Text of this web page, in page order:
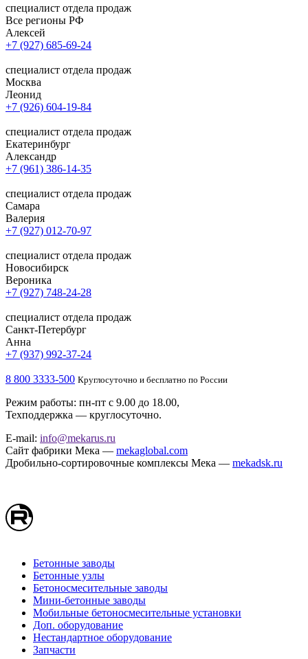
специалист отдела продаж
Все регионы РФ
Алексей
+7 (927) 685-69-24
специалист отдела продаж
Москва
Леонид
+7 (926) 604-19-84
специалист отдела продаж
Екатеринбург
Александр
+7 (961) 386-14-35
специалист отдела продаж
Самара
Валерия
+7 (927) 012-70-97
специалист отдела продаж
Новосибирск
Вероника
+7 (927) 748-24-28
специалист отдела продаж
Санкт-Петербург
Анна
+7 (937) 992-37-24
8 800 3333-500 Круглосуточно и бесплатно по России
Режим работы: пн-пт с 9.00 до 18.00,
Техподдержка — круглосуточно.
E-mail: info@mekarus.ru
Сайт фабрики Мека — mekaglobal.com
Дробильно-сортировочные комплексы Мека — mekadsk.ru
Бетонные заводы
Бетонные узлы
Бетоносмесительные заводы
Мини-бетонные заводы
Мобильные бетоносмесительные установки
Доп. оборудование
Нестандартное оборудование
Запчасти